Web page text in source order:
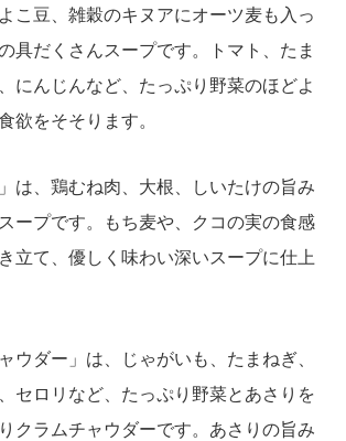
こ豆、雑穀のキヌアにオーツ麦も入っ
具だくさんスープです。トマト、たま
にんじんなど、たっぷり野菜のほどよ
欲をそそります。
は、鶏むね肉、大根、しいたけの旨み
ープです。もち麦や、クコの実の食感
立て、優しく味わい深いスープに仕上
ウダー」は、じゃがいも、たまねぎ、
セロリなど、たっぷり野菜とあさりを
クラムチャウダーです。あさりの旨み